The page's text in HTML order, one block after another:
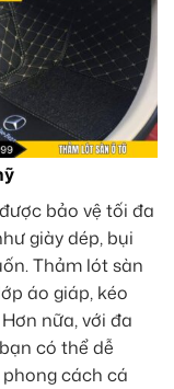
bảo vệ tối đa
giày dép, bụi
Thảm lót sàn
áo giáp, kéo
nữa, với đa
có thể dễ
cách cá